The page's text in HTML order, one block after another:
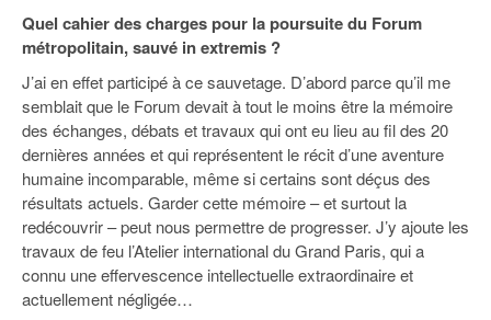
Quel cahier des charges pour la poursuite du Forum
métropolitain, sauvé in extremis ?
J’ai en effet participé à ce sauvetage. D’abord parce qu’il me
semblait que le Forum devait à tout le moins être la mémoire
des échanges, débats et travaux qui ont eu lieu au fil des 20
dernières années et qui représentent le récit d’une aventure
humaine incomparable, même si certains sont déçus des
résultats actuels. Garder cette mémoire – et surtout la
redécouvrir – peut nous permettre de progresser. J’y ajoute les
travaux de feu l’Atelier international du Grand Paris, qui a
connu une effervescence intellectuelle extraordinaire et
actuellement négligée…